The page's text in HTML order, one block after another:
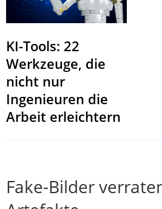
KI-Tools: 22
Werkzeuge, die
nicht nur
Ingenieuren die
Arbeit erleichtern
Fake-Bilder